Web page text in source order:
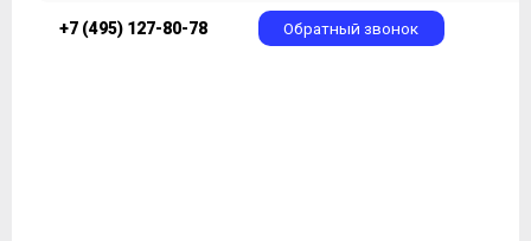
+7 (495) 127-80-78 Обратный звонок